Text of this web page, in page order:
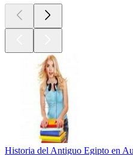
Historia del Antiguo Egipto en